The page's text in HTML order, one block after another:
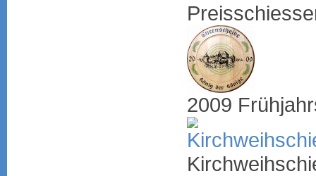
2009